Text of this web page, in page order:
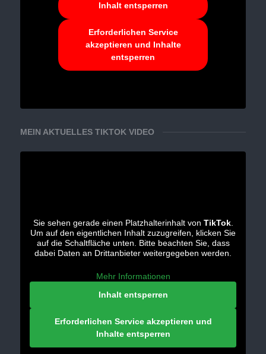
Inhalt entsperren
Erforderlichen Service
akzeptieren und Inhalte
entsperren
MEIN AKTUELLES TIKTOK VIDEO
Sie sehen gerade einen Platzhalterinhalt von TikTok.
Um auf den eigentlichen Inhalt zuzugreifen, klicken Sie
auf die Schaltfläche unten. Bitte beachten Sie, dass
dabei Daten an Drittanbieter weitergegeben werden.
Mehr Informationen
Inhalt entsperren
Erforderlichen Service akzeptieren und
Inhalte entsperren